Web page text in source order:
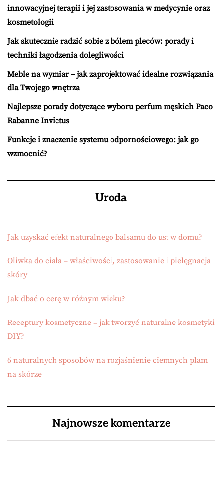
innowacyjnej terapii i jej zastosowania w medycynie oraz
kosmetologii
Jak skutecznie radzić sobie z bólem pleców: porady i
techniki łagodzenia dolegliwości
Meble na wymiar – jak zaprojektować idealne rozwiązania
dla Twojego wnętrza
Najlepsze porady dotyczące wyboru perfum męskich Paco
Rabanne Invictus
Funkcje i znaczenie systemu odpornościowego: jak go
wzmocnić?
Uroda
Jak uzyskać efekt naturalnego balsamu do ust w domu?
Oliwka do ciała – właściwości, zastosowanie i pielęgnacja
skóry
Jak dbać o cerę w różnym wieku?
Receptury kosmetyczne – jak tworzyć naturalne kosmetyki
DIY?
6 naturalnych sposobów na rozjaśnienie ciemnych plam
na skórze
Najnowsze komentarze